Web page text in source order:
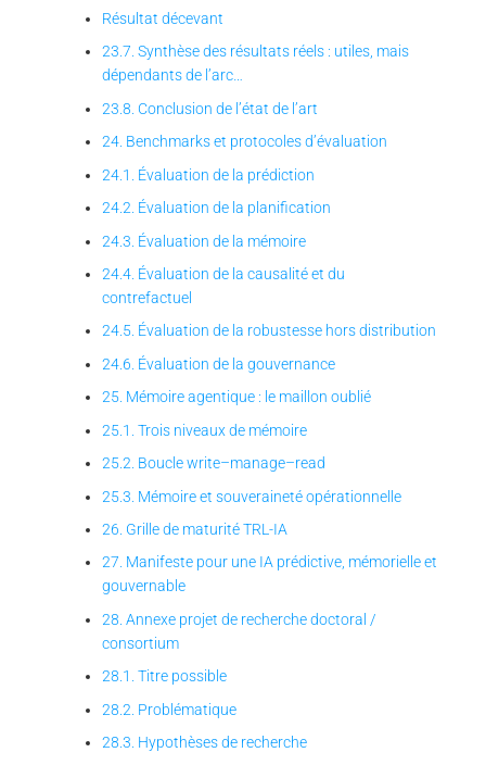
Résultat décevant
23.7. Synthèse des résultats réels : utiles, mais
dépendants de l’arc…
23.8. Conclusion de l’état de l’art
24. Benchmarks et protocoles d’évaluation
24.1. Évaluation de la prédiction
24.2. Évaluation de la planification
24.3. Évaluation de la mémoire
24.4. Évaluation de la causalité et du
contrefactuel
24.5. Évaluation de la robustesse hors distribution
24.6. Évaluation de la gouvernance
25. Mémoire agentique : le maillon oublié
25.1. Trois niveaux de mémoire
25.2. Boucle write–manage–read
25.3. Mémoire et souveraineté opérationnelle
26. Grille de maturité TRL-IA
27. Manifeste pour une IA prédictive, mémorielle et
gouvernable
28. Annexe projet de recherche doctoral /
consortium
28.1. Titre possible
28.2. Problématique
28.3. Hypothèses de recherche